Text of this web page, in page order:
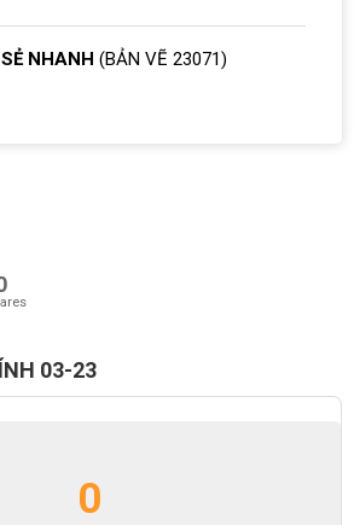
NHANH (BẢN VẼ 23071)
03-23
0